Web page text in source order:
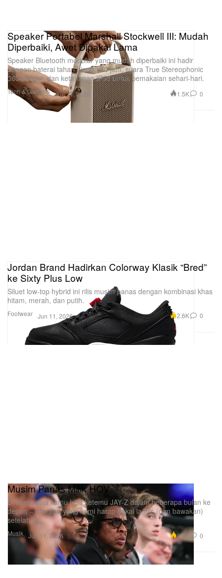
Tech & Gadgets
Speaker Portabel Marshall Stockwell III: Mudah
Diperbaiki, Awet Dipakai Lama
Speaker Bluetooth modular yang mudah diperbaiki ini hadir
dengan baterai tahan hingga 40 jam, suara True Stereophonic
360 derajat, dan ketahanan IP55 untuk pemakaian sehari-hari.
Jun 11, 2026 1.5K 0
Footwear
Jordan Brand Hadirkan Colorway Klasik “Bred”
ke Sixty Plus Low
Siluet low-top hybrid ini rilis musim panas dengan kombinasi khas
hitam, merah, dan putih.
Jun 11, 2026 2.6K 0
Musik
Musim Panas Milik HOV
Di mana saja kamu bisa ketemu JAY-Z dalam beberapa bulan ke
depan – dan apa yang kami harap bakal ia rilis (dan bawakan)
setelah itu.
Jun 11, 2026 2.5K 0